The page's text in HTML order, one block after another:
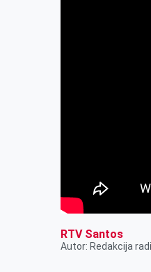
RTV Santos
Autor: Redakcija